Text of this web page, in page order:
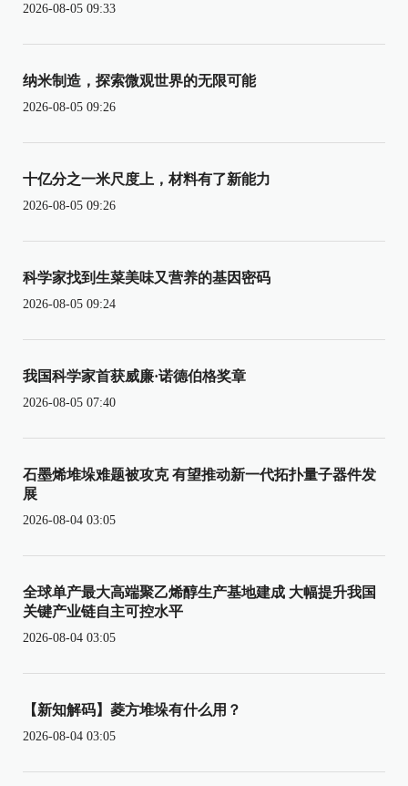
2026-08-05 09:33
纳米制造，探索微观世界的无限可能
2026-08-05 09:26
十亿分之一米尺度上，材料有了新能力
2026-08-05 09:26
科学家找到生菜美味又营养的基因密码
2026-08-05 09:24
我国科学家首获威廉·诺德伯格奖章
2026-08-05 07:40
石墨烯堆垛难题被攻克 有望推动新一代拓扑量子器件发
展
2026-08-04 03:05
全球单产最大高端聚乙烯醇生产基地建成 大幅提升我国
关键产业链自主可控水平
2026-08-04 03:05
【新知解码】菱方堆垛有什么用？
2026-08-04 03:05